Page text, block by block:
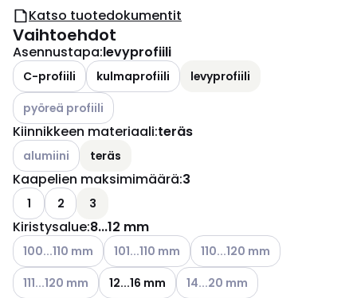
Katso tuotedokumentit
Vaihtoehdot
Asennustapa:levyprofiili
C-profiili kulmaprofiili
levyprofiili
Katso käytettävissä olevat vaihtoehdot
pyöreä profiili
Kiinnikkeen materiaali:teräs
Katso käytettävissä olevat vaihtoehdot
alumiini teräs
Kaapelien maksimimäärä:3
1 2 3
Kiristysalue:8...12 mm
Katso käytettävissä olevat vaihtoehdot
100...110 mm Katso käytettävissä olevat vaihtoehdot
101...110 mm Katso käytettävissä olevat
110...120 mm
Katso käytettävissä olevat vaihtoehdot
111...120 mm 12...16 mm Katso käytettävissä olevat
14...20 mm